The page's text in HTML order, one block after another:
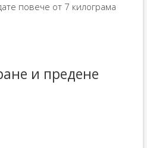
повече от 7 килограма
и предене